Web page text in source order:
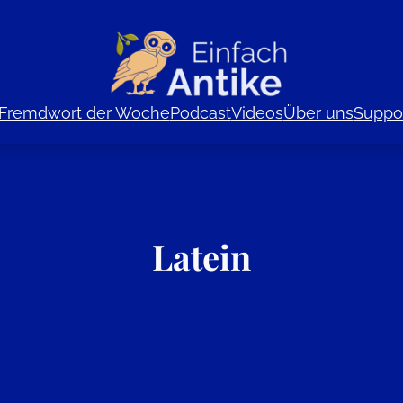
Fremdwort der WochePodcastVideosÜber uns
Latein